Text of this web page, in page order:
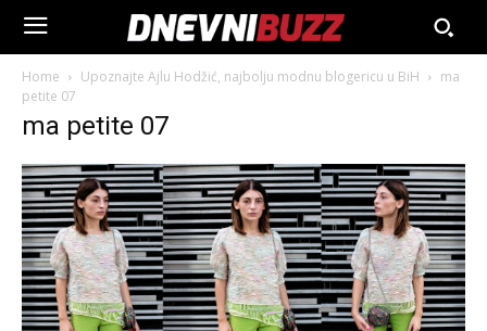
Home Upoznajte Ajlu Hodžić, najbolju modnu blogericu u BiH
ma
petite 07
ma petite 07